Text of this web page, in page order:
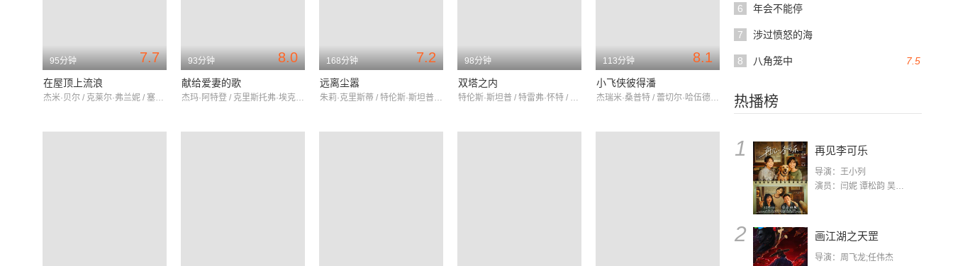
6 年会不能停
7 涉过愤怒的海
7.5
8 八角笼中
热播榜
1 再见李可乐
导演：王小列
演员：闫妮 谭松韵 吴京 蒋龙 赵小棠 冯雷 李虎城 平安 小七 小可乐
2 画江湖之天罡
导演：周飞龙;任伟杰
7.7
95分钟
在屋顶上流浪
杰米·贝尔 / 克莱尔·弗兰妮 / 塞伦·希德
8.0
93分钟
献给爱妻的歌
杰玛·阿特登 / 克里斯托弗·埃克莱斯顿 / 瓦妮莎·雷德格雷夫
7.2
168分钟
远离尘嚣
朱莉·克里斯蒂 / 特伦斯·斯坦普 / 彼得·芬奇
98分钟
双塔之内
特伦斯·斯坦普 / 特雷弗·怀特 / Andrius Zebrauskas
8.1
113分钟
小飞侠彼得潘
杰瑞米·桑普特 / 蕾切尔·哈伍德 / 詹森·艾萨克